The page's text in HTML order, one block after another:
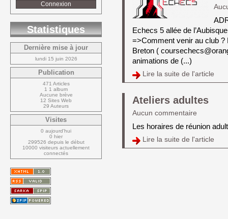
Echecs 5 allée de
=>Comment venir au club
Breton (
animations de (...)
Lire la suite de l'article
Ateliers adultes
Aucun commentaire
Les horaires de réunion
Lire la suite de l'article
Connexion
Statistiques
Dernière mise à jour
lundi 15 juin 2026
Publication
471 Articles
1 1 album
Aucune brève
12 Sites Web
29 Auteurs
Visites
0 aujourd'hui
0 hier
299526 depuis le début
10000 visiteurs actuellement
connectés